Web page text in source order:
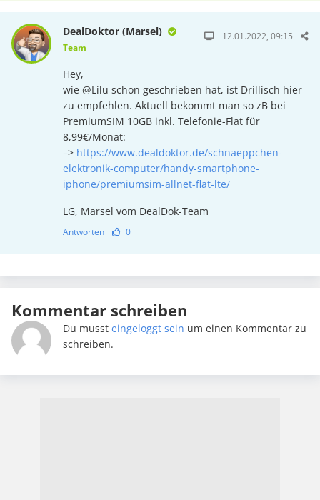
DealDoktor (Marsel)
Team
12.01.2022, 09:15
Hey,
wie @Lilu schon geschrieben hat, ist Drillisch hier
zu empfehlen. Aktuell bekommt man so zB bei
PremiumSIM 10GB inkl. Telefonie-Flat für
8,99€/Monat:
–> https://www.dealdoktor.de/schnaeppchen-
elektronik-computer/handy-smartphone-
iphone/premiumsim-allnet-flat-lte/
LG, Marsel vom DealDok-Team
Antworten 0
Kommentar schreiben
Du musst eingeloggt sein um einen Kommentar zu
schreiben.